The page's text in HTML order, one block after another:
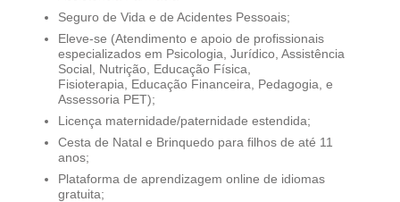
Seguro de Vida e de Acidentes Pessoais;​​
Eleve-se (Atendimento e apoio de profissionais
especializados em Psicologia, Jurídico, Assistência
Social, Nutrição, Educação Física,
Fisioterapia, Educação Financeira, Pedagogia, e
Assessoria PET);​​
Licença maternidade/paternidade estendida;​​
Cesta de Natal e Brinquedo para filhos de até 11
anos;​​
Plataforma de aprendizagem online de idiomas
gratuita;​​